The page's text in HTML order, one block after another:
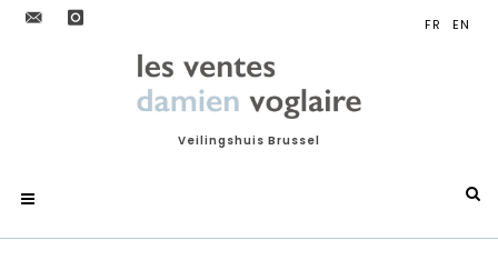
Veilingshuis Brussel